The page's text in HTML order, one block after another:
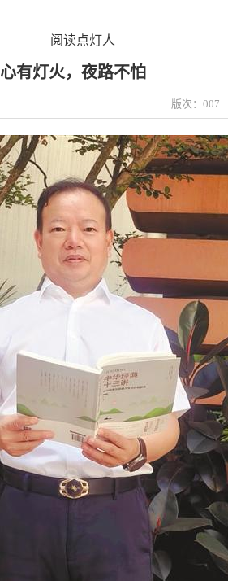
阅读点灯人
心有灯火，夜路不怕
版次：007